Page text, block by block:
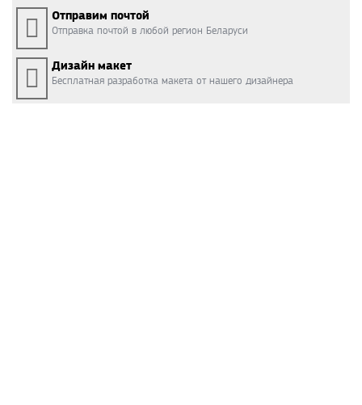
Отправим почтой
Отправка почтой в любой регион Беларуси
Дизайн макет
Бесплатная разработка макета от нашего дизайнера